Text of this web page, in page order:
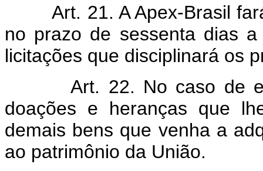
Art. 21. A Apex-Brasil fará
no prazo de sessenta dias
licitações que disciplinará os
Art. 22. No caso de
doações e heranças que
demais bens que venha a
ao patrimônio da União.